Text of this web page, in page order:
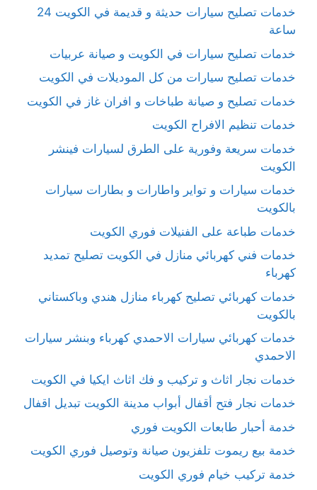
خدمات تصليح سيارات حديثة و قديمة في الكويت 24
ساعة
خدمات تصليح سيارات في الكويت و صيانة عربيات
خدمات تصليح سيارات من كل الموديلات في الكويت
خدمات تصليح و صيانة طباخات و افران غاز في الكويت
خدمات تنظيم الافراح الكويت
خدمات سريعة وفورية على الطرق لسيارات فينشر
الكويت
خدمات سيارات و تواير واطارات و بطارات سيارات
بالكويت
خدمات طباعة على الفنيلات فوري الكويت
خدمات فني كهربائي منازل في الكويت تصليح تمديد
كهرباء
خدمات كهربائي تصليح كهرباء منازل هندي وباكستاني
بالكويت
خدمات كهربائي سيارات الاحمدي كهرباء وبنشر سيارات
الاحمدي
خدمات نجار اثاث و تركيب و فك اثاث ايكيا في الكويت
خدمات نجار فتح أقفال أبواب مدينة الكويت تبديل اقفال
خدمة أحبار طابعات الكويت فوري
خدمة بيع ريموت تلفزيون صيانة وتوصيل فوري الكويت
خدمة تركيب خيام فوري الكويت